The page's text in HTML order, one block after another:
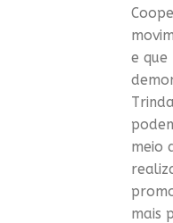
e que
meio
mais